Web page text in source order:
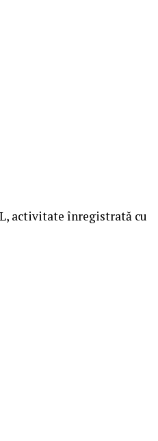
activitate înregistrată cu